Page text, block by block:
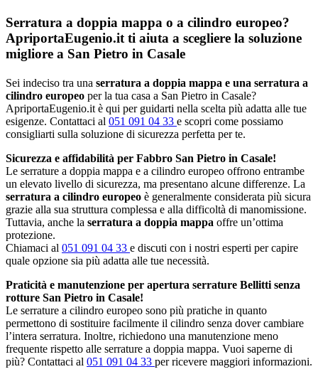
Serratura a doppia mappa o a cilindro europeo?
ApriportaEugenio.it ti aiuta a scegliere la soluzione
migliore a San Pietro in Casale
Sei indeciso tra una serratura a doppia mappa e una serratura a
cilindro europeo per la tua casa a San Pietro in Casale?
ApriportaEugenio.it è qui per guidarti nella scelta più adatta alle tue
esigenze. Contattaci al 051 091 04 33 e scopri come possiamo
consigliarti sulla soluzione di sicurezza perfetta per te.
Sicurezza e affidabilità per Fabbro San Pietro in Casale!
Le serrature a doppia mappa e a cilindro europeo offrono entrambe
un elevato livello di sicurezza, ma presentano alcune differenze. La
serratura a cilindro europeo è generalmente considerata più sicura
grazie alla sua struttura complessa e alla difficoltà di manomissione.
Tuttavia, anche la serratura a doppia mappa offre un’ottima
protezione.
Chiamaci al 051 091 04 33 e discuti con i nostri esperti per capire
quale opzione sia più adatta alle tue necessità.
Praticità e manutenzione per apertura serrature Bellitti senza
rotture San Pietro in Casale!
Le serrature a cilindro europeo sono più pratiche in quanto
permettono di sostituire facilmente il cilindro senza dover cambiare
l’intera serratura. Inoltre, richiedono una manutenzione meno
frequente rispetto alle serrature a doppia mappa. Vuoi saperne di
più? Contattaci al 051 091 04 33 per ricevere maggiori informazioni.